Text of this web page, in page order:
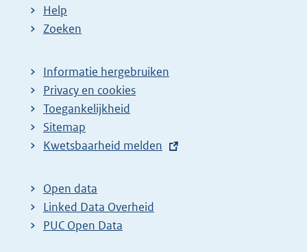
Help
Zoeken
Informatie hergebruiken
Privacy en cookies
Toegankelijkheid
Sitemap
E
t
e
r
Kwetsbaarheid melden
Open data
Linked Data Overheid
PUC Open Data